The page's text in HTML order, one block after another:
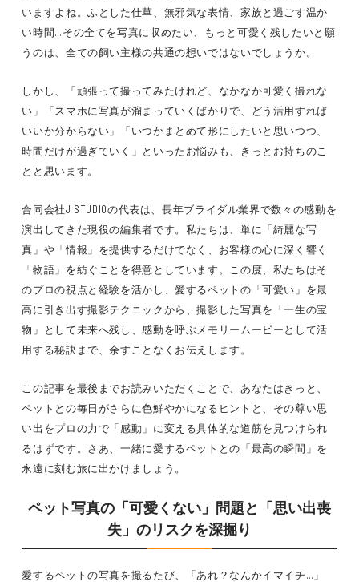
いますよね。ふとした仕草、無邪気な表情、家族と過ごす温か
い時間…その全てを写真に収めたい、もっと可愛く残したいと願
うのは、全ての飼い主様の共通の想いではないでしょうか。
しかし、「頑張って撮ってみたけれど、なかなか可愛く撮れな
い」「スマホに写真が溜まっていくばかりで、どう活用すれば
いいか分からない」「いつかまとめて形にしたいと思いつつ、
時間だけが過ぎていく」といったお悩みも、きっとお持ちのこ
とと思います。
合同会社J STUDIOの代表は、長年ブライダル業界で数々の感動を
演出してきた現役の編集者です。私たちは、単に「綺麗な写
真」や「情報」を提供するだけでなく、お客様の心に深く響く
「物語」を紡ぐことを得意としています。この度、私たちはそ
のプロの視点と経験を活かし、愛するペットの「可愛い」を最
高に引き出す撮影テクニックから、撮影した写真を「一生の宝
物」として未来へ残し、感動を呼ぶメモリームービーとして活
用する秘訣まで、余すことなくお伝えします。
この記事を最後までお読みいただくことで、あなたはきっと、
ペットとの毎日がさらに色鮮やかになるヒントと、その尊い思
い出をプロの力で「感動」に変える具体的な道筋を見つけられ
るはずです。さあ、一緒に愛するペットとの「最高の瞬間」を
永遠に刻む旅に出かけましょう。
ペット写真の「可愛くない」問題と「思い出喪
失」のリスクを深掘り
愛するペットの写真を撮るたび、「あれ？なんかイマイチ…」